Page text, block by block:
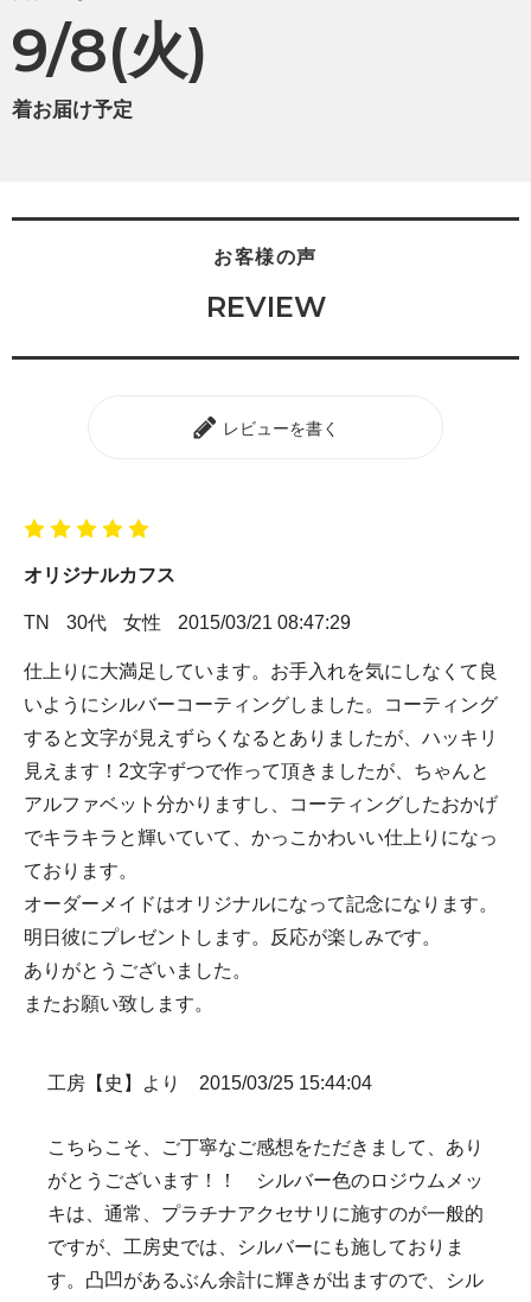
9/8(火)
着お届け予定
お客様の声
REVIEW
レビューを書く
オリジナルカフス
TN 30代 女性 2015/03/21 08:47:29
仕上りに大満足しています。お手入れを気にしなくて良
いようにシルバーコーティングしました。コーティング
すると文字が見えずらくなるとありましたが、ハッキリ
見えます！2文字ずつで作って頂きましたが、ちゃんと
アルファベット分かりますし、コーティングしたおかげ
でキラキラと輝いていて、かっこかわいい仕上りになっ
ております。
オーダーメイドはオリジナルになって記念になります。
明日彼にプレゼントします。反応が楽しみです。
ありがとうございました。
またお願い致します。
工房【史】より 2015/03/25 15:44:04
こちらこそ、ご丁寧なご感想をただきまして、あり
がとうございます！！ シルバー色のロジウムメッ
キは、通常、プラチナアクセサリに施すのが一般的
ですが、工房史では、シルバーにも施しておりま
す。凸凹があるぶん余計に輝きが出ますので、シル